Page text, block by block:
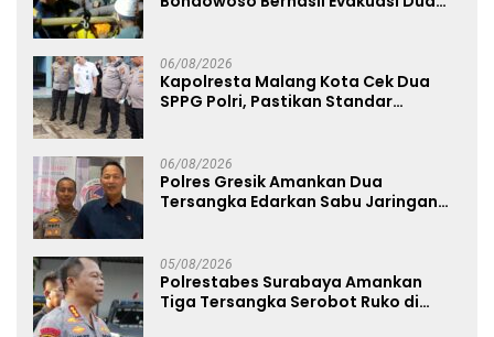
06/08/2026
Kapolresta Malang Kota Cek Dua
SPPG Polri, Pastikan Standar
06/08/2026
Polres Gresik Amankan Dua
Tersangka Edarkan Sabu Jaringan
05/08/2026
Polrestabes Surabaya Amankan
Tiga Tersangka Serobot Ruko di